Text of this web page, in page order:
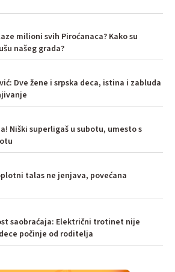
milioni svih Piroćanaca? Kako su
našeg grada?
Dve žene i srpska deca, istina i zabluda
Niški superligaš u subotu, umesto s
talas ne jenjava, povećana
saobraćaja: Električni trotinet nije
počinje od roditelja